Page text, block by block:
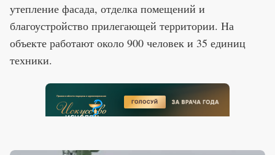
утепление фасада, отделка помещений и
благоустройство прилегающей территории. На
объекте работают около 900 человек и 35 единиц
техники.